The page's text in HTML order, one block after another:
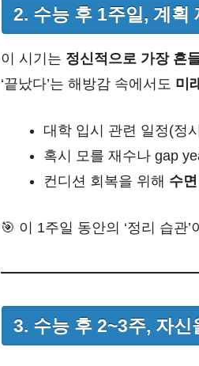
2. 수능 후 1주일, 계획
이 시기는 정신적으로 가장 흔
‘끝났다’는 해방감 속에서도 미
대학 입시 관련 일정(정
혹시 모를 재수나 gap
컨디션 회복을 위해 수
🎯 이 1주일 동안의 ‘정리 습관
3. 수능 후 2~3주, 자